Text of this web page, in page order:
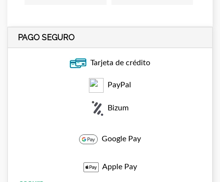
PAGO SEGURO
Tarjeta de crédito
PayPal
Bizum
Google Pay
Apple Pay